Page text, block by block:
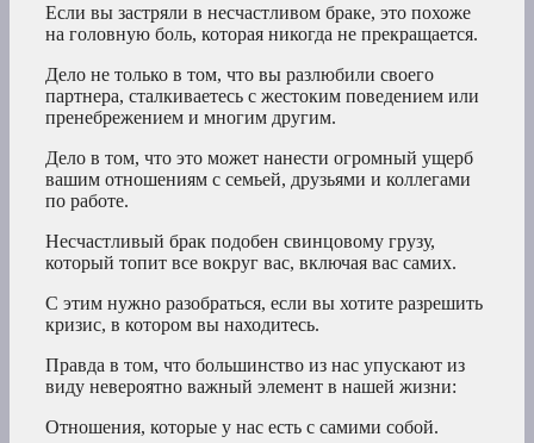
Если вы застряли в несчастливом браке, это похоже
на головную боль, которая никогда не прекращается.
Дело не только в том, что вы разлюбили своего
партнера, сталкиваетесь с жестоким поведением или
пренебрежением и многим другим.
Дело в том, что это может нанести огромный ущерб
вашим отношениям с семьей, друзьями и коллегами
по работе.
Несчастливый брак подобен свинцовому грузу,
который топит все вокруг вас, включая вас самих.
С этим нужно разобраться, если вы хотите разрешить
кризис, в котором вы находитесь.
Правда в том, что большинство из нас упускают из
виду невероятно важный элемент в нашей жизни:
Отношения, которые у нас есть с самими собой.